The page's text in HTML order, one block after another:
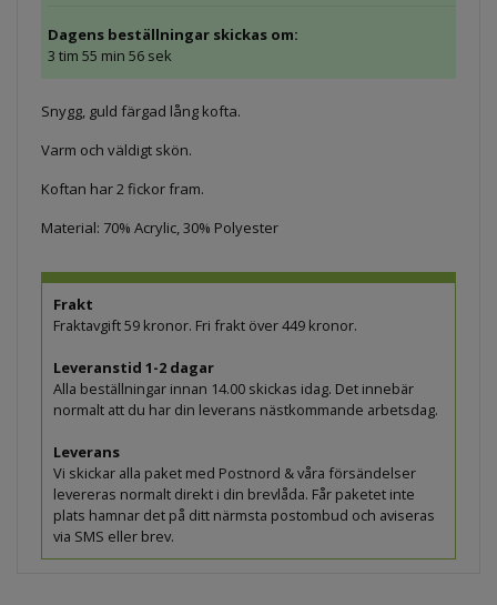
Dagens beställningar skickas om:
3 tim 55 min 56 sek
Snygg, guld färgad lång kofta.
Varm och väldigt skön.
Koftan har 2 fickor fram.
Material: 70% Acrylic, 30% Polyester
Frakt
Fraktavgift 59 kronor. Fri frakt över 449 kronor.
Leveranstid 1-2 dagar
Alla beställningar innan 14.00 skickas idag. Det innebär
normalt att du har din leverans nästkommande arbetsdag.
Leverans
Vi skickar alla paket med Postnord & våra försändelser
levereras normalt direkt i din brevlåda. Får paketet inte
plats hamnar det på ditt närmsta postombud och aviseras
via SMS eller brev.